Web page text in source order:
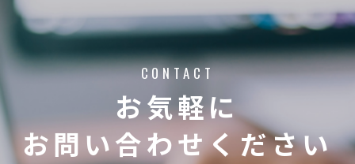
CONTACT
お気軽に
お問い合わせください